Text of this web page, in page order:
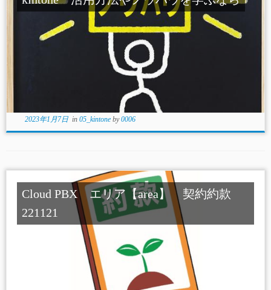
2023年1月7日in 05_kintone by0006
Cloud PBX エリア【area】 契約約款
221121